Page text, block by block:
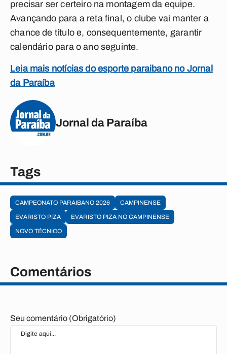
precisar ser certeiro na montagem da equipe.
Avançando para a reta final, o clube vai manter a
chance de título e, consequentemente, garantir
calendário para o ano seguinte.
Leia mais notícias do esporte paraibano no Jornal
da Paraíba
Jornal da Paraíba
Tags
CAMPEONATO PARAIBANO 2026
CAMPINENSE
EVARISTO PIZA
EVARISTO PIZA NO CAMPINENSE
NOVO TÉCNICO
Comentários
Seu comentário (Obrigatório)